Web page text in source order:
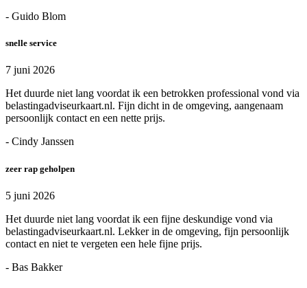
- Guido Blom
snelle service
7 juni 2026
Het duurde niet lang voordat ik een betrokken professional vond via
belastingadviseurkaart.nl. Fijn dicht in de omgeving, aangenaam
persoonlijk contact en een nette prijs.
- Cindy Janssen
zeer rap geholpen
5 juni 2026
Het duurde niet lang voordat ik een fijne deskundige vond via
belastingadviseurkaart.nl. Lekker in de omgeving, fijn persoonlijk
contact en niet te vergeten een hele fijne prijs.
- Bas Bakker